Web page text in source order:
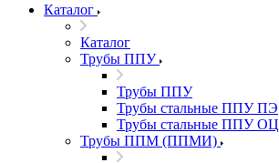
Каталог
Каталог
Трубы ППУ
Трубы ППУ
Трубы стальные ППУ ПЭ
Трубы стальные ППУ ОЦ
Трубы ППМ (ППМИ)